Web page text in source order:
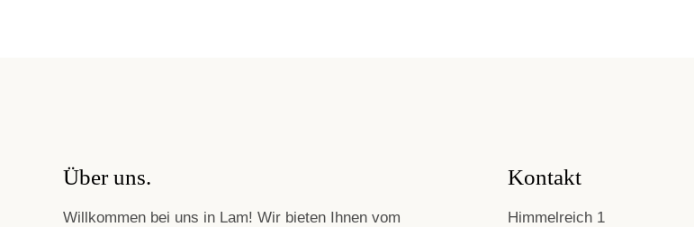
Über uns.
Willkommen bei uns in Lam! Wir bieten Ihnen vom
Kontakt
Himmelreich 1